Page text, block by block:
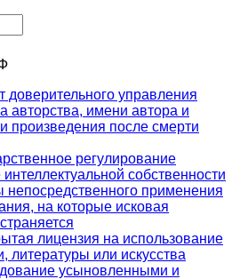
доверительного управления
авторства, имени автора и
произведения после смерти
регулирование
собственности
применения
на которые исковая
лицензия на использование
литературы или искусства
усыновленными и